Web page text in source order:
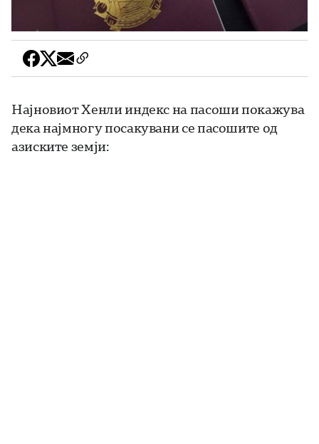
Најновиот Хенли индекс на пасоши покажува
дека најмногу посакувани се пасошите од
азиските земји: